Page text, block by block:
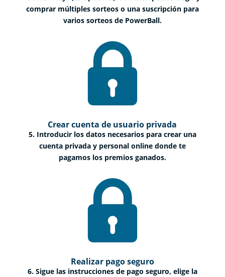
comprar múltiples sorteos o una suscripción para
varios sorteos de PowerBall.
Crear cuenta de usuario privada
5. Introducir los datos necesarios para crear una
cuenta privada y personal online donde te
pagamos los premios ganados.
Realizar pago seguro
6. Sigue las instrucciones de pago seguro, elige la